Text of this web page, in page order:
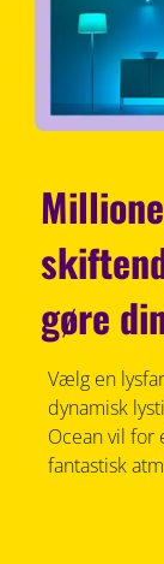
gøre
Vælg en
dynamisk
Ocean vil
fantastisk